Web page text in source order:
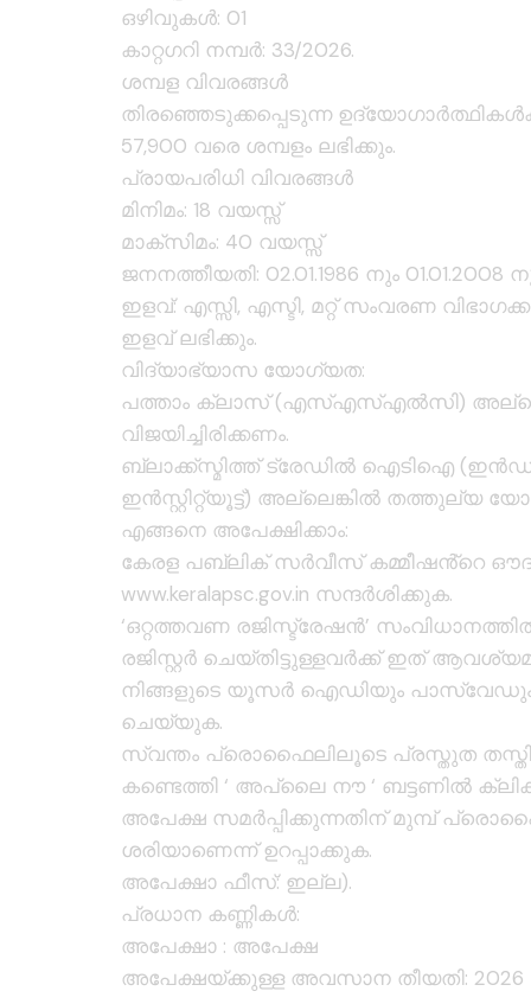
ഒഴിവുകൾ: 01
കാറ്റഗറി നമ്പർ: 33/2026.
ശമ്പള വിവരങ്ങൾ
തിരഞ്ഞെടുക്കപ്പെടുന്ന
57,900 വരെ ശമ്പളം ലഭിക്കും.
പ്രായപരിധി വിവരങ്ങൾ
മിനിമം: 18 വയസ്സ്
മാക്സിമം: 40 വയസ്സ്
ജനനത്തീയതി: 02.01.1986 നും
ഇളവ്: എസ്സി, എസ്ടി, മറ്റ് സംവരണ
ഇളവ് ലഭിക്കും.
വിദ്യാഭ്യാസ യോഗ്യത:
പത്താം ക്ലാസ് (എസ്എസ്എൽസി)
വിജയിച്ചിരിക്കണം.
ബ്ലാക്ക്സ്മിത്ത് ട്രേഡിൽ ഐടിഐ
ഇൻസ്റ്റിറ്റ്യൂട്ട്) അല്ലെങ്കിൽ തത്തുല്യ
എങ്ങനെ അപേക്ഷിക്കാം:
കേരള പബ്ലിക് സർവീസ് കമ്മീഷൻ്റെ
www.keralapsc.gov.in സന്ദർശിക്കുക.
‘ഒറ്റത്തവണ രജിസ്ട്രേഷൻ’
രജിസ്റ്റർ ചെയ്തിട്ടുള്ളവർക്ക് ഇത്
നിങ്ങളുടെ യൂസർ ഐഡിയും പാസ്വേഡും
ചെയ്യുക.
സ്വന്തം പ്രൊഫൈലിലൂടെ പ്രസ്തുത
കണ്ടെത്തി ‘ അപ്ലൈ നൗ ‘ ബട്ടണിൽ
അപേക്ഷ സമർപ്പിക്കുന്നതിന് മുമ്പ്
ശരിയാണെന്ന് ഉറപ്പാക്കുക.
അപേക്ഷാ ഫീസ്: ഇല്ല).
പ്രധാന കണ്ണികൾ:
അപേക്ഷാ : അപേക്ഷ
അപേക്ഷയ്ക്കുള്ള അവസാന തീയതി: